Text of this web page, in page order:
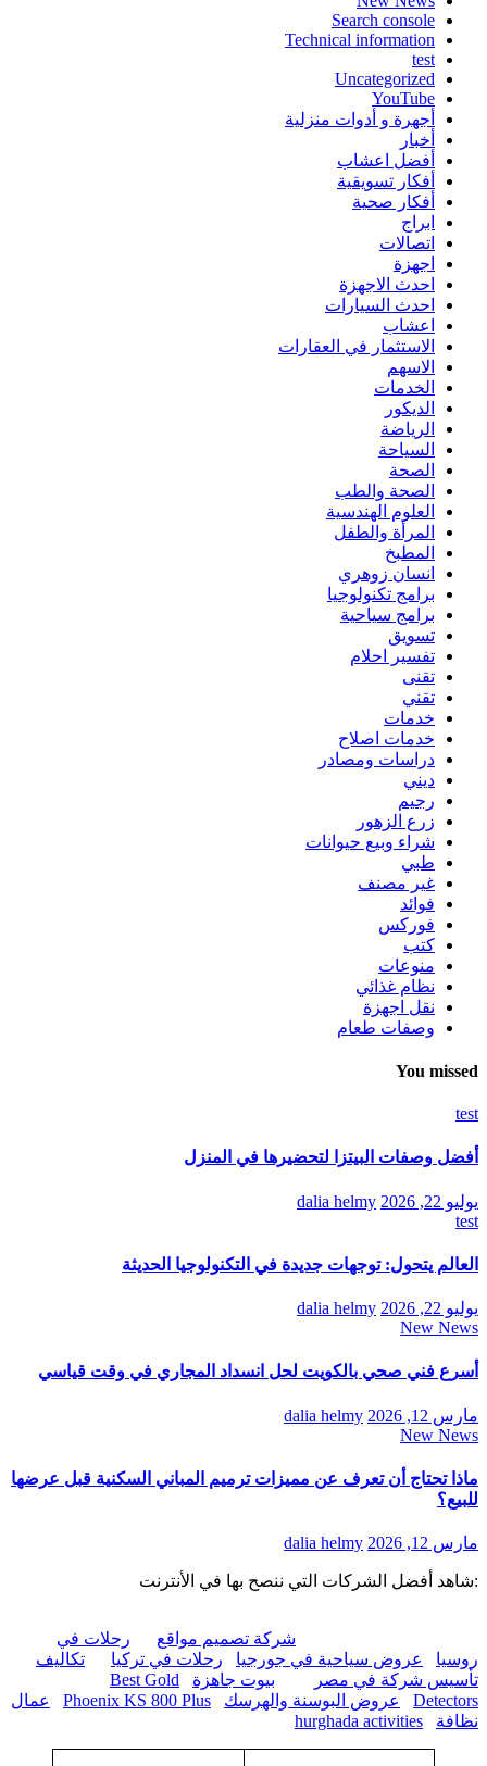
Search console
Technical information
test
Uncategorized
YouTube
أجهرة و أدوات منزلية
أخبار
أفضل اعشاب
أفكار تسويقية
أفكار صحية
ابراج
اتصالات
اجهزة
احدث الاجهزة
احدث السيارات
اعشاب
الاستثمار في العقارات
الاسهم
الخدمات
الديكور
الرياضة
السياحة
الصحة
الصحة والطب
العلوم الهندسية
المرأة والطفل
المطبخ
انسان زوهري
برامج تكنولوجيا
برامج سياحية
تسويق
تفسير احلام
تقنى
تقني
خدمات
خدمات اصلاح
دراسات ومصادر
ديني
رجيم
زرع الزهور
شراء وبيع حيوانات
طبي
غير مصنف
فوائد
فوركس
كتب
منوعات
نظام غذائي
نقل اجهزة
وصفات طعام
You missed
test
أفضل وصفات البيتزا لتحضيرها في المنزل
يوليو 22, 2026
dalia helmy
test
العالم يتحول: توجهات جديدة في التكنولوجيا الحديثة
يوليو 22, 2026
dalia helmy
New News
أسرع فني صحي بالكويت لحل انسداد المجاري في وقت قياسي
مارس 12, 2026
dalia helmy
New News
ماذا تحتاج أن تعرف عن مميزات ترميم المباني السكنية قبل عرضها
للبيع؟
مارس 12, 2026 dalia helmy
:شاهد أفضل الشركات التي ننصح بها في الأنترنت
شركة تصميم مواقع
رحلات في
روسيا
عروض سياحية في جورجيا رحلات في تركيا
تكاليف
تأسيس شركة في مصر
بيوت جاهزة
Best Gold
Detectors
عروض البوسنة والهرسك Phoenix KS 800 Plus
عمال
نظافة
hurghada activities